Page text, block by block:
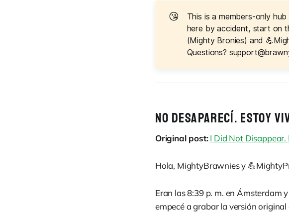
😘
This is a members-only
here by accident, start on
(Mighty Bronies) and
Questions?
NO DESAPARECÍ. ESTOY
Original post: I Did Not Disappear.
Hola, MightyBrawnies y
Eran las 8:39 p. m. en Ámsterdam
empecé a grabar la versión